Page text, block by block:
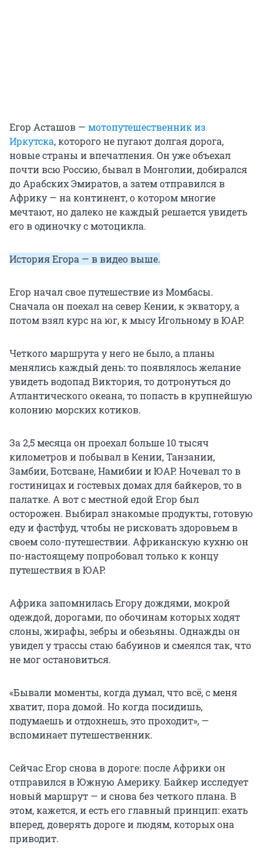
Егор Асташов — мотопутешественник из
Иркутска, которого не пугают долгая дорога,
новые страны и впечатления. Он уже объехал
почти всю Россию, бывал в Монголии, добирался
до Арабских Эмиратов, а затем отправился в
Африку — на континент, о котором многие
мечтают, но далеко не каждый решается увидеть
его в одиночку с мотоцикла.
История Егора — в видео выше.
Егор начал свое путешествие из Момбасы.
Сначала он поехал на север Кении, к экватору, а
потом взял курс на юг, к мысу Игольному в ЮАР.
Четкого маршрута у него не было, а планы
менялись каждый день: то появлялось желание
увидеть водопад Виктория, то дотронуться до
Атлантического океана, то попасть в крупнейшую
колонию морских котиков.
За 2,5 месяца он проехал больше 10 тысяч
километров и побывал в Кении, Танзании,
Замбии, Ботсване, Намибии и ЮАР. Ночевал то в
гостиницах и гостевых домах для байкеров, то в
палатке. А вот с местной едой Егор был
осторожен. Выбирал знакомые продукты, готовую
еду и фастфуд, чтобы не рисковать здоровьем в
своем соло-путешествии. Африканскую кухню он
по-настоящему попробовал только к концу
путешествия в ЮАР.
Африка запомнилась Егору дождями, мокрой
одеждой, дорогами, по обочинам которых ходят
слоны, жирафы, зебры и обезьяны. Однажды он
увидел у трассы стаю бабуинов и смеялся так, что
не мог остановиться.
«Бывали моменты, когда думал, что всё, с меня
хватит, пора домой. Но когда посидишь,
подумаешь и отдохнешь, это проходит», —
вспоминает путешественник.
Сейчас Егор снова в дороге: после Африки он
отправился в Южную Америку. Байкер исследует
новый маршрут — и снова без четкого плана. В
этом, кажется, и есть его главный принцип: ехать
вперед, доверять дороге и людям, которых она
приводит.